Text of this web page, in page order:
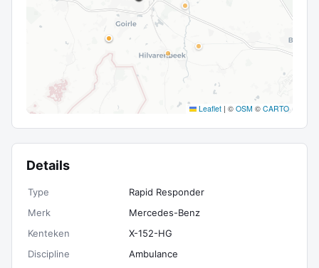
Leaflet | © OSM © CARTO
Details
Type
Rapid Responder
Merk
Mercedes-Benz
Kenteken
X-152-HG
Discipline
Ambulance